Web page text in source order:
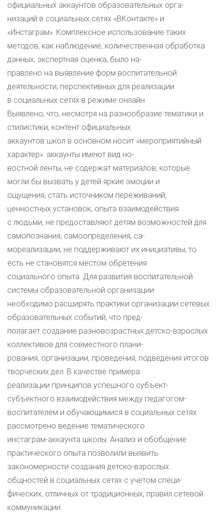
официальных аккаунтов образовательных орга-
низаций в социальных сетях «ВКонтакте» и
«Инстаграм». Комплексное использование таких
методов, как наблюдение, количественная обработка
данных, экспертная оценка, было на-
правлено на выявление форм воспитательной
деятельности, перспективных для реализации
в социальных сетях в режиме онлайн.
Выявлено, что, несмотря на разнообразие тематики и
стилистики, контент официальных
аккаунтов школ в основном носит «мероприятийный
характер»: аккаунты имеют вид но-
востной ленты, не содержат материалов, которые
могли бы вызвать у детей яркие эмоции и
ощущения, стать источником переживаний,
ценностных установок, опыта взаимодействия
с людьми, не предоставляют детям возможностей для
самопознания, самоопределения, са-
мореализации, не поддерживают их инициативы, то
есть не становятся местом обретения
социального опыта. Для развития воспитательной
системы образовательной организации
необходимо расширять практики организации сетевых
образовательных событий, что пред-
полагает создание разновозрастных детско-взрослых
коллективов для совместного плани-
рования, организации, проведения, подведения итогов
творческих дел. В качестве примера
реализации принципов успешного субъект-
субъектного взаимодействия между педагогом-
воспитателем и обучающимися в социальных сетях
рассмотрено ведение тематического
инстаграм-аккаунта школы. Анализ и обобщение
практического опыта позволили выявить
закономерности создания детско-взрослых
общностей в социальных сетях с учетом специ-
фических, отличных от традиционных, правил сетевой
коммуникации.